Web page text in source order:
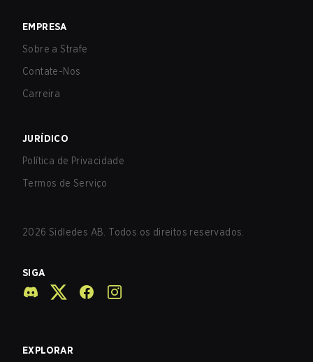
EMPRESA
Sobre a Strafe
Contate-Nos
Carreira
JURÍDICO
Política de Privacidade
Termos de Serviço
2026 Sidledes AB. Todos os direitos reservados.
SIGA
EXPLORAR